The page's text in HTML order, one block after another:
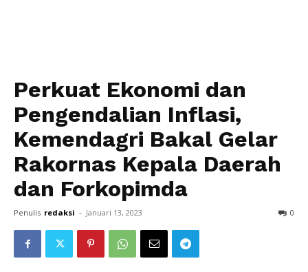
Perkuat Ekonomi dan
Pengendalian Inflasi,
Kemendagri Bakal Gelar
Rakornas Kepala Daerah
dan Forkopimda
Penulis redaksi - Januari 13, 2023 0